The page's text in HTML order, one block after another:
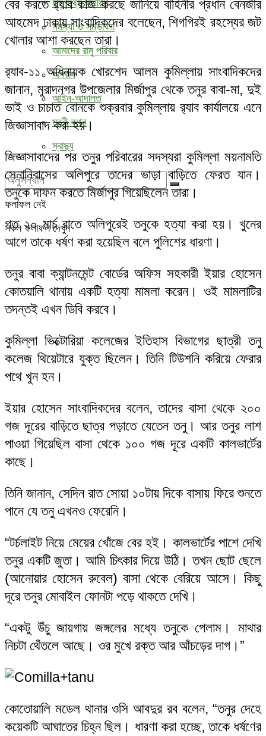
রামু তথ্য বাতায়ন
সমস্যা ও সম্ভাবনা
আমাদের রামু পরিবার
অপরাধ
আইন-আদালত
মন্ত্রী কথন
স্বাস্থ্য
ফলাফল নেই
সকল ফলাফল দেখুন
বের করতে র‌্যাব কাজ করছে জানিয়ে বাহিনীর প্রধান বেনজীর
আহমেদ ঢাকায় সাংবাদিকদের বলেছেন, শিগগিরই রহস্যের জট
খোলার আশা করছেন তারা।
র‌্যাব-১১ অধিনায়ক খোরশেদ আলম কুমিল্লায় সাংবাদিকদের
জানান, মুরাদনগর উপজেলার মির্জাপুর থেকে তনুর বাবা-মা, দুই
ভাই ও চাচাত বোনকে শুক্রবার কুমিল্লায় র‌্যাব কার্যালয়ে এনে
জিজ্ঞাসাবাদ করা হয়।
জিজ্ঞাসাবাদের পর তনুর পরিবারের সদস্যরা কুমিল্লা ময়নামতি
সেনানিবাসের অলিপুরে তাদের ভাড়া বাড়িতে ফেরত যান।
তনুকে দাফন করতে মির্জাপুর গিয়েছিলেন তারা।
গত ২০ মার্চ রাতে অলিপুরেই তনুকে হত্যা করা হয়। খুনের
আগে তাকে ধর্ষণ করা হয়েছিল বলে পুলিশের ধারণা।
তনুর বাবা ক্যান্টনমেন্ট বোর্ডের অফিস সহকারী ইয়ার হোসেন
কোতয়ালি থানায় একটি হত্যা মামলা করেন। ওই মামলাটির
তদন্তই এখন ডিবি করবে।
কুমিল্লা ভিক্টোরিয়া কলেজের ইতিহাস বিভাগের ছাত্রী তনু
কলেজ থিয়েটারে যুক্ত ছিলেন। তিনি টিউশনি করিয়ে ফেরার
পথে খুন হন।
ইয়ার হোসেন সাংবাদিকদের বলেন, তাদের বাসা থেকে ২০০
গজ দূরের বাড়িতে ছাত্র পড়াতে যেতেন তনু। আর তনুর লাশ
পাওয়া গিয়েছিল বাসা থেকে ১০০ গজ দূরে একটি কালভার্টের
কাছে।
তিনি জানান, সেদিন রাত সোয়া ১০টায় দিকে বাসায় ফিরে শুনতে
পানে যে তনু এখনও ফেরেনি।
“টর্চলাইট নিয়ে মেয়ের খোঁজে বের হই। কালভার্টের পাশে দেখি
তনুর একটি জুতা। আমি চিৎকার দিয়ে উঠি। তখন ছোট ছেলে
(আনোয়ার হোসেন রুবেল) বাসা থেকে বেরিয়ে আসে। কিছু
দূরে তনুর মোবাইল ফোনটা পড়ে থাকতে দেখি।
“একটু উঁচু জায়গায় জঙ্গলের মধ্যে তনুকে পেলাম। মাথার
নিচটা থেঁতলে আছে। ওর মুখে রক্ত আর আঁচড়ের দাগ।”
কোতোয়ালি মডেল থানার ওসি আবদুর রব বলেন, “তনুর দেহে
কয়েকটি আঘাতের চিহ্ন ছিল। ধারণা করা হচ্ছে, তাকে ধর্ষণের